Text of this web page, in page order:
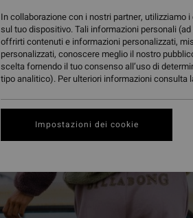
In collaborazione con i nostri partner,
sul tuo dispositivo. Tali informazioni personali
offrirti contenuti e informazioni personalizzati,
personalizzati, conoscere meglio il nostro
scelta fornendo il tuo consenso all’uso di
tipo analitico). Per ulteriori informazioni consulta
Impostazioni dei cookie